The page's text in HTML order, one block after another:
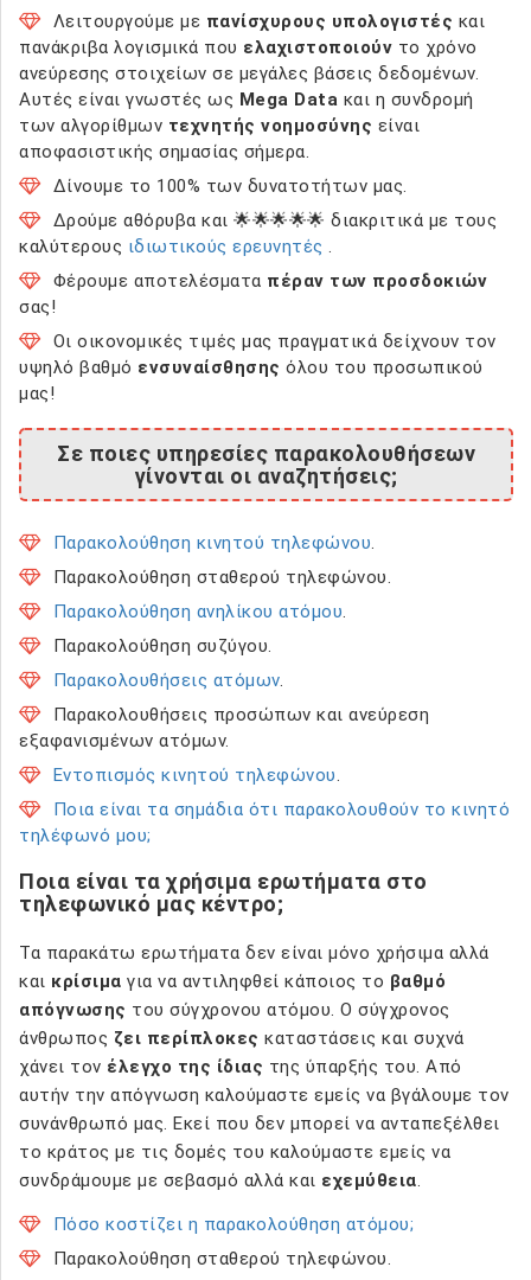
Λειτουργούμε με πανίσχυρους υπολογιστές και
πανάκριβα λογισμικά που ελαχιστοποιούν το χρόνο
ανεύρεσης στοιχείων σε μεγάλες βάσεις δεδομένων.
Αυτές είναι γνωστές ως Mega Data και η συνδρομή
των αλγορίθμων τεχνητής νοημοσύνης είναι
αποφασιστικής σημασίας σήμερα.
Δίνουμε το 100% των δυνατοτήτων μας.
Δρούμε αθόρυβα και 🌟🌟🌟🌟🌟 διακριτικά με τους
καλύτερους ιδιωτικούς ερευνητές .
Φέρουμε αποτελέσματα πέραν των προσδοκιών
σας!
Οι οικονομικές τιμές μας πραγματικά δείχνουν τον
υψηλό βαθμό ενσυναίσθησης όλου του προσωπικού
μας!
Σε ποιες υπηρεσίες παρακολουθήσεων
γίνονται οι αναζητήσεις;
Παρακολούθηση κινητού τηλεφώνου.
Παρακολούθηση σταθερού τηλεφώνου.
Παρακολούθηση ανηλίκου ατόμου.
Παρακολούθηση συζύγου.
Παρακολουθήσεις ατόμων.
Παρακολουθήσεις προσώπων και ανεύρεση
εξαφανισμένων ατόμων.
Εντοπισμός κινητού τηλεφώνου.
Ποια είναι τα σημάδια ότι παρακολουθούν το κινητό
τηλέφωνό μου;
Ποια είναι τα χρήσιμα ερωτήματα στο
τηλεφωνικό μας κέντρο;
Τα παρακάτω ερωτήματα δεν είναι μόνο χρήσιμα αλλά
και κρίσιμα για να αντιληφθεί κάποιος το βαθμό
απόγνωσης του σύγχρονου ατόμου. Ο σύγχρονος
άνθρωπος ζει περίπλοκες καταστάσεις και συχνά
χάνει τον έλεγχο της ίδιας της ύπαρξής του. Από
αυτήν την απόγνωση καλούμαστε εμείς να βγάλουμε τον
συνάνθρωπό μας. Εκεί που δεν μπορεί να ανταπεξέλθει
το κράτος με τις δομές του καλούμαστε εμείς να
συνδράμουμε με σεβασμό αλλά και εχεμύθεια.
Πόσο κοστίζει η παρακολούθηση ατόμου;
Παρακολούθηση σταθερού τηλεφώνου.